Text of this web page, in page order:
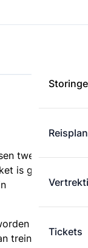
Tickets
twee
is gebaseerd
treintickets